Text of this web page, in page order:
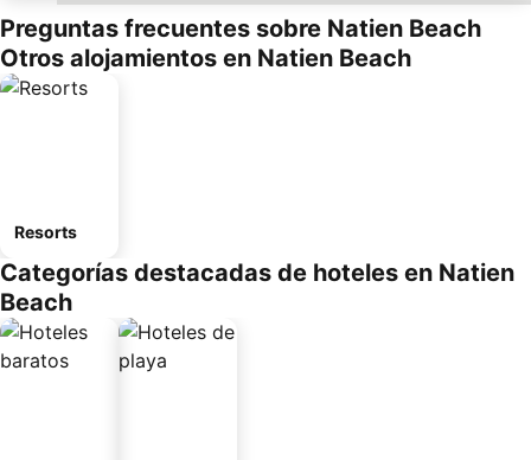
Preguntas frecuentes sobre Natien Beach
Otros alojamientos en Natien Beach
Resorts
Categorías destacadas de hoteles en Natien
Beach